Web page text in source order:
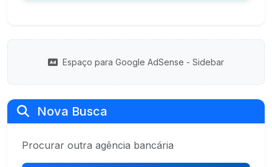
Espaço para Google AdSense - Sidebar
Nova Busca
Procurar outra agência bancária